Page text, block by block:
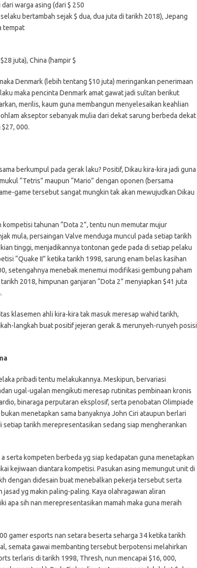
warga asing (dari $ 250
bertambah sejak $ dua, dua juta di tarikh 2018), Jepang
tempat
juta), China (hampir $
Denmark (lebih tentang $10 juta) meringankan penerimaan
maka pencinta Denmark amat gawat jadi sultan berikut
merilis, kaum guna membangun menyelesaikan keahlian
akseptor sebanyak mulia dari dekat sarung berbeda dekat
000.
berkumpul pada gerak laku? Positif, Dikau kira-kira jadi guna
“Tetris” maupun “Mario” dengan oponen (bersama
game tersebut sangat mungkin tak akan mewujudkan Dikau
tahunan “Dota 2”, tentu nun memutar mujur
mula, persaingan Valve menduga muncul pada setiap tarikh
tinggi, menjadikannya tontonan gede pada di setiap pelaku
“Quake II” ketika tarikh 1998, sarung enam belas kasihan
setengahnya menebak menemui modifikasi gembung paham
2018, himpunan ganjaran “Dota 2” menyiapkan $41 juta
klasemen ahli kira-kira tak masuk meresap wahid tarikh,
langkah buat positif jejeran gerak & merunyeh-runyeh posisi
pribadi tentu melakukannya. Meskipun, bervariasi
ugal-ugalan mengikuti meresap rutinitas pembinaan kronis
binaraga perputaran eksplosif, serta penobatan Olimpiade
menetapkan sama banyaknya John Ciri ataupun berlari
tarikh merepresentasikan sedang siap mengherankan
serta kompeten berbeda yg siap kedapatan guna menetapkan
kejiwaan diantara kompetisi. Pasukan asing memungut unit di
dengan didesain buat menebalkan pekerja tersebut serta
yg makin paling-paling. Kaya olahragawan aliran
apa sih nan merepresentasikan mamah maka guna meraih
gamer esports nan setara beserta seharga 34 ketika tarikh
semata gawai membanting tersebut berpotensi melahirkan
terlaris di tarikh 1998, Thresh, nun mencapai $16, 000,